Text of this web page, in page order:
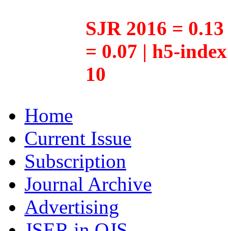
SJR 2016 =
= 0.07 | h5-
10
Home
Current Issue
Subscription
Journal Archive
Advertising